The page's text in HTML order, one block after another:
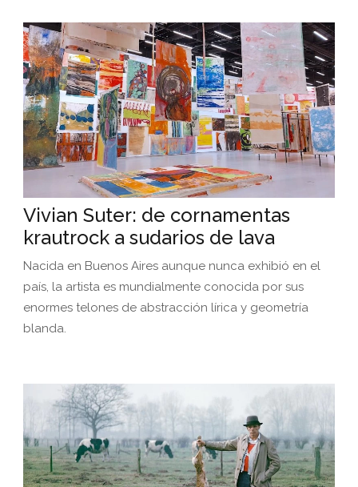
Vivian Suter: de cornamentas
krautrock a sudarios de lava
Nacida en Buenos Aires aunque nunca exhibió en el
país, la artista es mundialmente conocida por sus
enormes telones de abstracción lírica y geometría
blanda.